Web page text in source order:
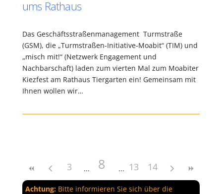
ums Rathaus
Das Geschäftsstraßenmanagement Turmstraße
(GSM), die „Turmstraßen-Initiative-Moabit“ (TIM) und
„misch mit!“ (Netzwerk Engagement und
Nachbarschaft) laden zum vierten Mal zum Moabiter
Kiezfest am Rathaus Tiergarten ein! Gemeinsam mit
Ihnen wollen wir…
3 8 13 14
Achtung:Bitte informieren Sie sich über die